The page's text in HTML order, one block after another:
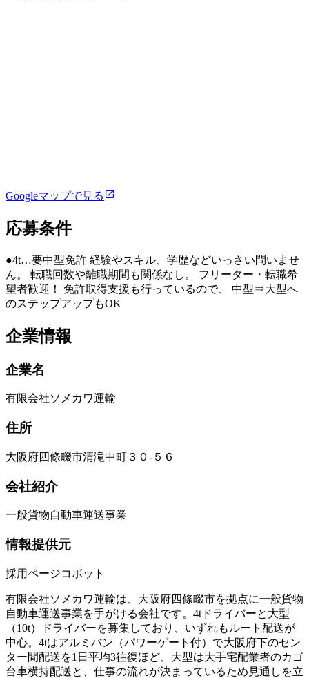
Googleマップで見る
応募条件
●4t…要中型免許 経験やスキル、学歴などいっさい問いませ
ん。 転職回数や離職期間も関係なし。 フリーター・転職希
望者歓迎！ 免許取得支援も行っているので、 中型⇒大型へ
のステップアップもOK
企業情報
企業名
有限会社ソメカワ運輸
住所
大阪府四條畷市清滝中町３０‐５６
会社紹介
一般貨物自動車運送事業
情報提供元
採用ページコボット
有限会社ソメカワ運輸は、大阪府四條畷市を拠点に一般貨物
自動車運送事業を手がける会社です。4tドライバーと大型
（10t）ドライバーを募集しており、いずれもルート配送が
中心。4tはアルミバン（パワーゲート付）で大阪府下のセン
ター間配送を1日平均3往復ほど、大型は大手宅配業者のカゴ
台車横持配送と、仕事の流れが決まっているため見通しを立